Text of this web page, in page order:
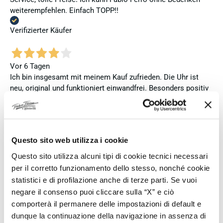
Questo sito web utilizza i cookie
Questo sito utilizza alcuni tipi di cookie tecnici necessari
per il corretto funzionamento dello stesso, nonché cookie
statistici e di profilazione anche di terze parti. Se vuoi
negare il consenso puoi cliccare sulla “X” e ciò
comporterà il permanere delle impostazioni di default e
dunque la continuazione della navigazione in assenza di
weiterempfehlen. Einfach TOPP!!
Verifizierter Käufer
Vor 6 Tagen
Ich bin insgesamt mit meinem Kauf zufrieden. Die Uhr ist
neu, original und funktioniert einwandfrei. Besonders positiv
hervorheben möchte ich den attraktiven Preis sowie den
vollständig ausgefüllten und abgestempelten internationalen
meinen Erwartungen an einen autorisierten Seiko-Händler
entsprach. Die Uhr kam ohne die üblichen Schutzfolien am
Armband, die Originalverpackung entsprach nicht der
Verpackung, die ich von diesem Modell aus offiziellen
Präsentationen und Videos kenne (andere Box und anderes
Uhrenkissen), und auch die Seiko-Hangtags mit
Modellinformationen fehlten. Die Uhr selbst ist in neuem
Zustand und weist keine Gebrauchsspuren auf. Dennoch